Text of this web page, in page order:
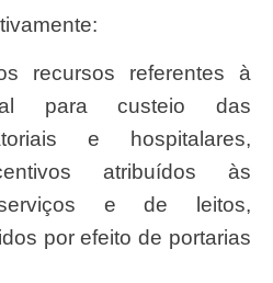
para custeio das
e hospitalares,
atribuídos às
e de leitos,
por efeito de portarias